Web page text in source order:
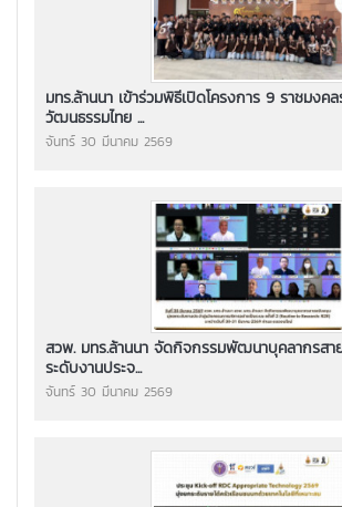
มทร.ล้านนา เข้าร่วมพิธีเปิดโครงการ 9 ราชมงค
วัฒนธรรมไทย ...
จันทร์ 30 มีนาคม 2569
สวพ. มทร.ล้านนา จัดกิจกรรมพัฒนาบุคลากรส
ระดับงานประจ...
จันทร์ 30 มีนาคม 2569